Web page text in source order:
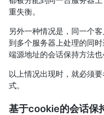
重失衡。
另外一种情况是，同一个
到多个服务器上处理的同
端源地址的会话保持方法也
以上情况出现时，就必须
式。
基于cookie的会话保